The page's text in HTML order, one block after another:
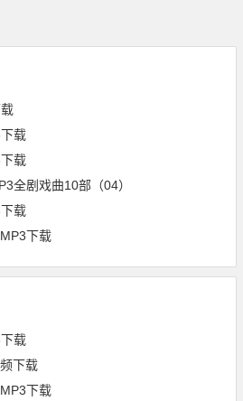
载
载
全剧戏曲10部（04）
载
下载
载
下载
下载